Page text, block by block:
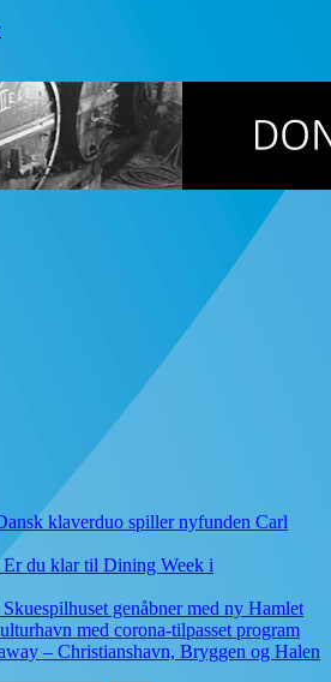
klaverduo spiller nyfunden Carl
Er du klar til Dining Week i
Skuespilhuset genåbner med ny Hamlet
med corona-tilpasset program
– Christianshavn, Bryggen og Halen